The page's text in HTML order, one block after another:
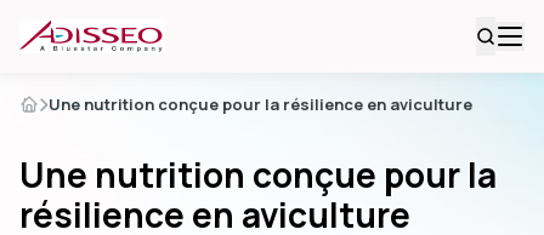
Une nutrition conçue pour la résilience en aviculture
Une nutrition conçue pour la
résilience en aviculture